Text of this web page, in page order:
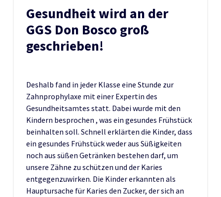
Gesundheit wird an der
GGS Don Bosco groß
geschrieben!
Deshalb fand in jeder Klasse eine Stunde zur
Zahnprophylaxe mit einer Expertin des
Gesundheitsamtes statt. Dabei wurde mit den
Kindern besprochen , was ein gesundes Frühstück
beinhalten soll. Schnell erklärten die Kinder, dass
ein gesundes Frühstück weder aus Süßigkeiten
noch aus süßen Getränken bestehen darf, um
unsere Zähne zu schützen und der Karies
entgegenzuwirken. Die Kinder erkannten als
Hauptursache für Karies den Zucker, der sich an